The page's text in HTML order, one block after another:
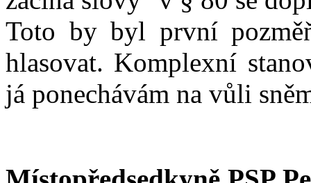
Toto by byl první
hlasovat. Komplexní
já ponechávám na vůli